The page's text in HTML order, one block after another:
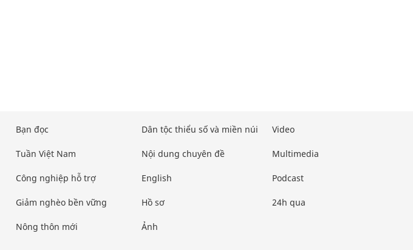
Bạn đọc
Tuần Việt Nam
Công nghiệp hỗ trợ
Giảm nghèo bền vững
Nông thôn mới
Dân tộc thiểu số và miền núi
Nội dung chuyên đề
English
Hồ sơ
Ảnh
Video
Multimedia
Podcast
24h qua